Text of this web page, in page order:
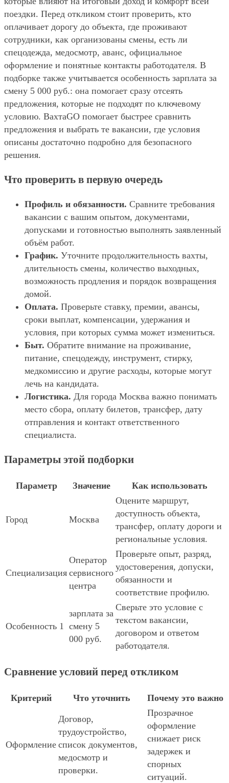
поездки. Перед откликом стоит проверить, кто
оплачивает дорогу до объекта, где проживают
сотрудники, как организованы смены, есть ли
спецодежда, медосмотр, аванс, официальное
оформление и понятные контакты работодателя. В
подборке также учитывается особенность зарплата за
смену 5 000 руб.: она помогает сразу отсеять
предложения, которые не подходят по ключевому
условию. ВахтаGO помогает быстрее сравнить
предложения и выбрать те вакансии, где условия
описаны достаточно подробно для безопасного
решения.
Что проверить в первую очередь
Профиль и обязанности. Сравните требования
вакансии с вашим опытом, документами,
допусками и готовностью выполнять заявленный
объём работ.
График. Уточните продолжительность вахты,
длительность смены, количество выходных,
возможность продления и порядок возвращения
домой.
Оплата. Проверьте ставку, премии, авансы,
сроки выплат, компенсации, удержания и
условия, при которых сумма может измениться.
Быт. Обратите внимание на проживание,
питание, спецодежду, инструмент, стирку,
медкомиссию и другие расходы, которые могут
лечь на кандидата.
Логистика. Для города Москва важно понимать
место сбора, оплату билетов, трансфер, дату
отправления и контакт ответственного
специалиста.
Параметры этой подборки
Параметр Значение Как использовать
Город Москва
Оцените маршрут,
доступность объекта,
трансфер, оплату дороги и
региональные условия.
Специализация
Оператор
сервисного
центра
Проверьте опыт, разряд,
удостоверения, допуски,
обязанности и
соответствие профилю.
Особенность 1
зарплата за
смену 5
000 руб.
Сверьте это условие с
текстом вакансии,
договором и ответом
работодателя.
Сравнение условий перед откликом
Критерий Что уточнить Почему это важно
Оформление
Договор,
трудоустройство,
список документов,
медосмотр и
проверки.
Прозрачное
оформление
снижает риск
задержек и
спорных
ситуаций.